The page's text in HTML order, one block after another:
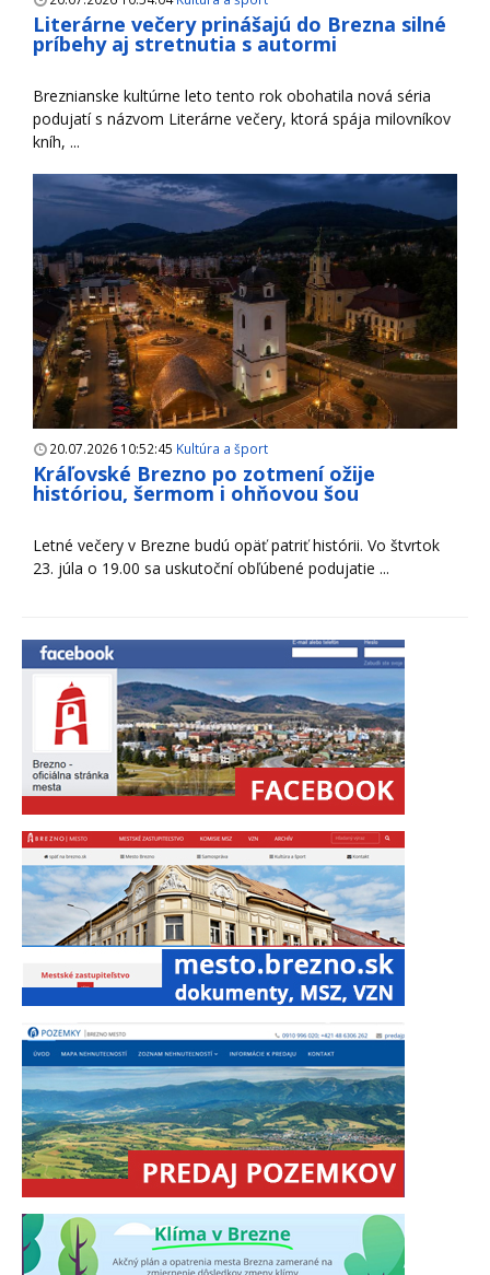
Literárne večery prinášajú do Brezna silné
príbehy aj stretnutia s autormi
Breznianske kultúrne leto tento rok obohatila nová séria
podujatí s názvom Literárne večery, ktorá spája milovníkov
kníh, ...
20.07.2026 10:52:45 Kultúra a šport
Kráľovské Brezno po zotmení ožije
históriou, šermom i ohňovou šou
Letné večery v Brezne budú opäť patriť histórii. Vo štvrtok
23. júla o 19.00 sa uskutoční obľúbené podujatie ...